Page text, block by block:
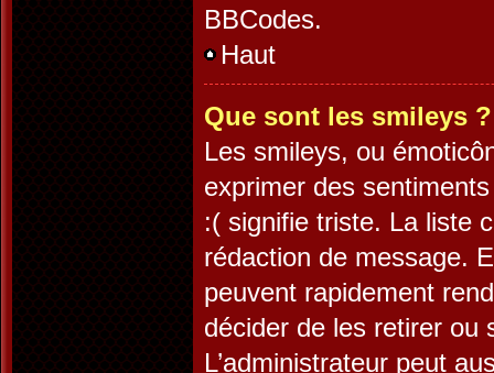
BBCodes.
Haut
Que sont les smileys ?
Les smileys, ou
exprimer des
:( signifie triste. La liste
rédaction de message.
peuvent rapidement
décider de les retirer ou
L’administrateur peut